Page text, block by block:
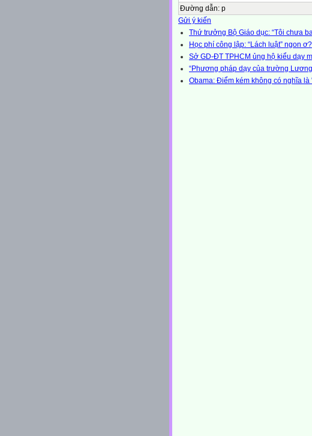
Đường dẫn: p
Gửi ý kiến
Thứ trưởng Bộ Giáo dục: “Tôi chưa
Học phí công lập: “Lách luật” ngon ơ?
Sở GD-ĐT TPHCM ủng hộ kiểu dạy
“Phương pháp dạy của trường
Obama: Điểm kém không có nghĩa là